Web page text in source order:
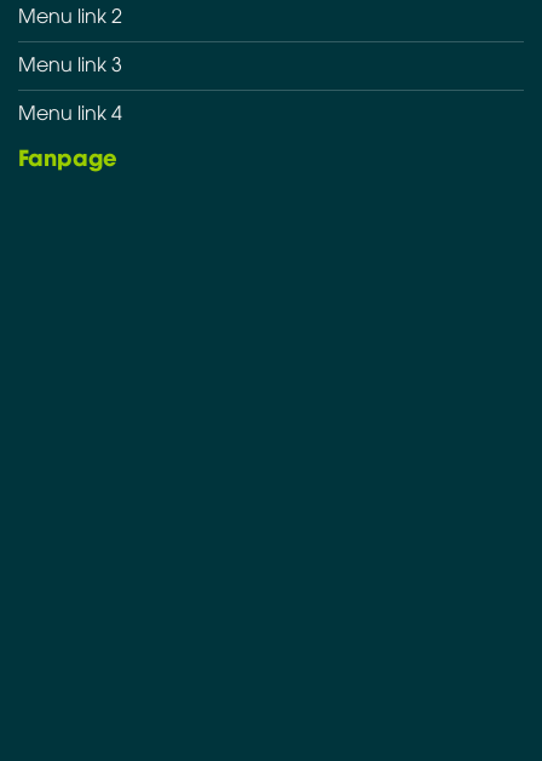
Menu link 2
Menu link 3
Menu link 4
Fanpage